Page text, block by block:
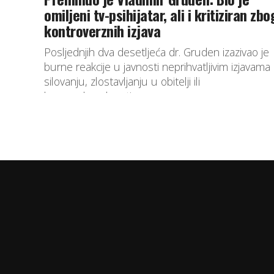
omiljeni tv-psihijatar, ali i kritiziran
kontroverznih izjava
Posljednjih dva desetljeća dr. Gruden izazivao je
burne reakcije u javnosti neprihvatljivim izjavama
silovanju, zlostavljanju u obitelji ili
homoseksualnosti.